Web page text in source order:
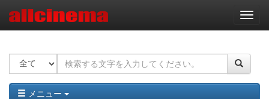
ナ
ビ
ー
ョ
ン
メニュー